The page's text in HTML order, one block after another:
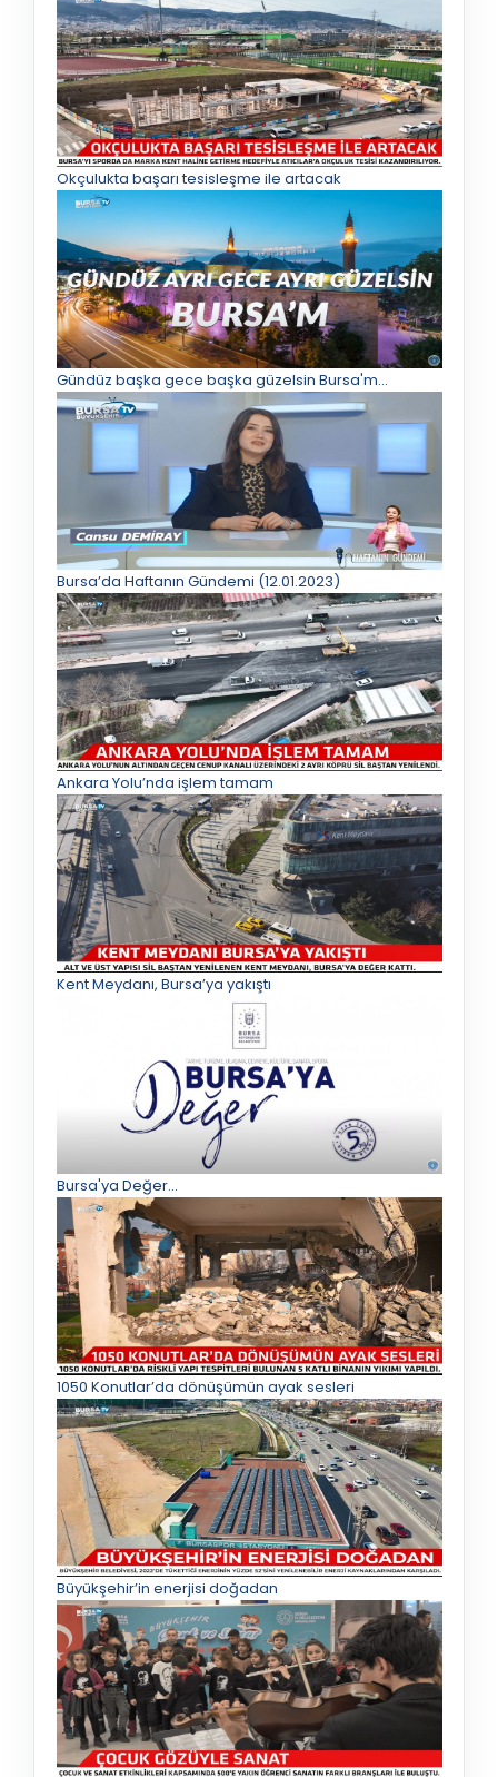
Okçulukta başarı tesisleşme ile artacak
Gündüz başka gece başka güzelsin Bursa'm...
Bursa’da Haftanın Gündemi (12.01.2023)
Ankara Yolu’nda işlem tamam
Kent Meydanı, Bursa’ya yakıştı
Bursa'ya Değer...
1050 Konutlar’da dönüşümün ayak sesleri
Büyükşehir’in enerjisi doğadan